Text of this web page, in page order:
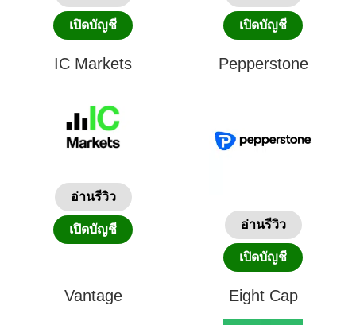
เปิดบัญชี เปิดบัญชี
IC Markets
อ่านรีวิว
เปิดบัญชี
Pepperstone
อ่านรีวิว
เปิดบัญชี
Vantage Eight Cap